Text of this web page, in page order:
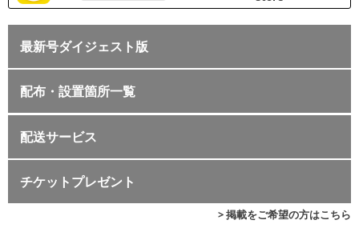
最新号ダイジェスト版
配布・設置箇所一覧
配送サービス
チケットプレゼント
> 掲載をご希望の方はこちら